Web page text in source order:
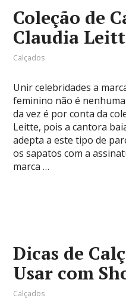
Coleção de
Claudia
Calçados
Unir celebridades a
feminino não é
da vez é por conta da
Leitte, pois a cantora
adepta a este tipo de
os sapatos com a
marca …
Dicas de
Usar com
Calçados